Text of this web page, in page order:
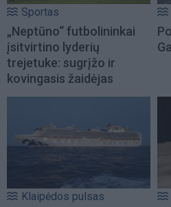
Sportas
„Neptūno“ futbolininkai
įsitvirtino lyderių
trejetuke: sugrįžo ir
kovingasis žaidėjas
Klaipėdos pulsas